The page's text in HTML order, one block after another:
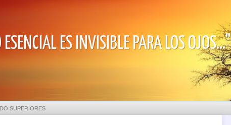
ES INVISIBLE PARA LOS OJOS..."
SUPERIORES